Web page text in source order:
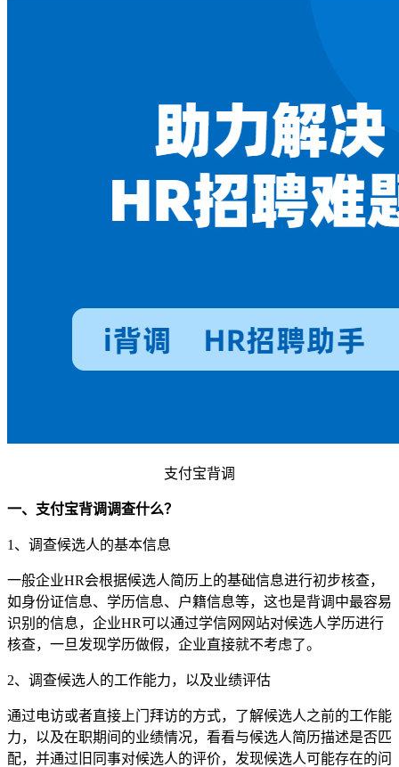
支付宝背调
一、支付宝背调调查什么？
1、调查候选人的基本信息
一般企业HR会根据候选人简历上的基础信息进行初步核查，
如身份证信息、学历信息、户籍信息等，这也是背调中最容易
识别的信息，企业HR可以通过学信网网站对候选人学历进行
核查，一旦发现学历做假，企业直接就不考虑了。
2、调查候选人的工作能力，以及业绩评估
通过电访或者直接上门拜访的方式，了解候选人之前的工作能
力，以及在职期间的业绩情况，看看与候选人简历描述是否匹
配，并通过旧同事对候选人的评价，发现候选人可能存在的问